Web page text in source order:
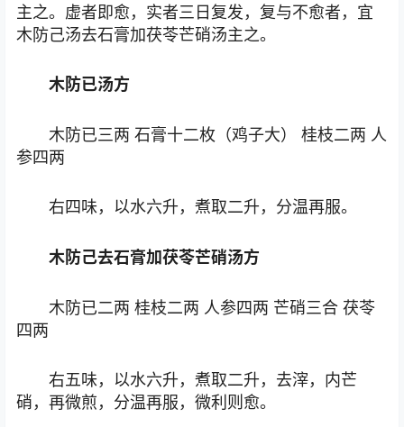
主之。虚者即愈，实者三日复发，复与不愈者，宜
木防己汤去石膏加茯苓芒硝汤主之。
木防已汤方
木防已三两 石膏十二枚（鸡子大） 桂枝二两 人
参四两
右四味，以水六升，煮取二升，分温再服。
木防己去石膏加茯苓芒硝汤方
木防已二两 桂枝二两 人参四两 芒硝三合 茯苓
四两
右五味，以水六升，煮取二升，去滓，内芒
硝，再微煎，分温再服，微利则愈。